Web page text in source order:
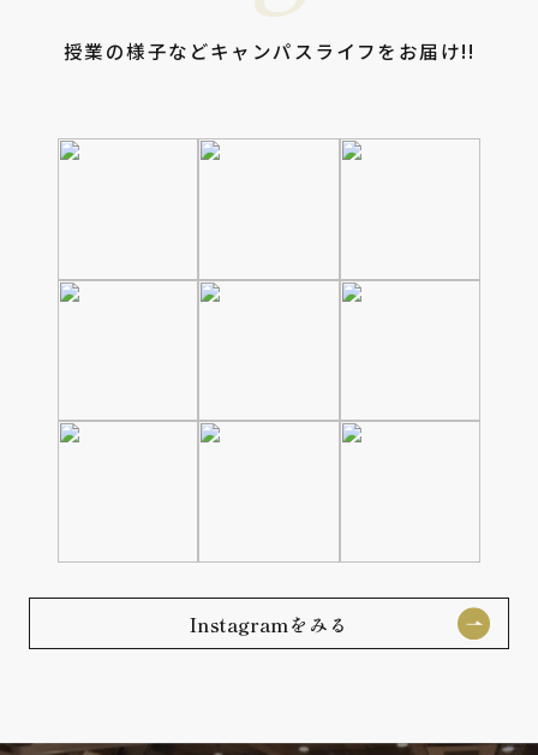
授業の様子などキャンパスライフをお届け!!
Instagramをみる